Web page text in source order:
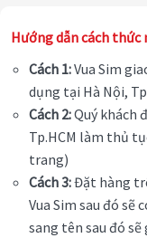
Hướng dẫn cách thức
Cách 1:Vua Sim
dụng tại Hà Nội,
Cách 2:Quý khách
Tp.HCM làm thủ
trang)
Cách 3:Đặt hàng
Vua Sim sau đó
sang tên sau đó